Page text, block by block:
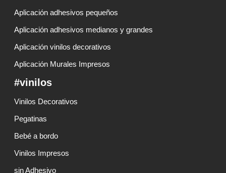
Aplicación adhesivos pequeños
Aplicación adhesivos medianos y grandes
Aplicación vinilos decorativos
Aplicación Murales Impresos
#vinilos
Vinilos Decorativos
Pegatinas
Bebé a bordo
Vinilos Impresos
sin Adhesivo